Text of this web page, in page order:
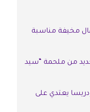
مخيفة مناسبة
من ملحمة “سيد
يعتدي على